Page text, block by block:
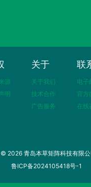
源
明
关于
关于我们
技术合作
广告服务
联
电子
官方
在线
2026 青岛本草矩阵科技有限公
鲁ICP备2024105418号-1